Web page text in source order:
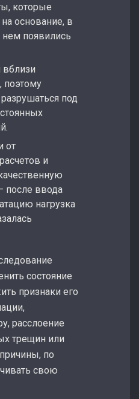
которые
основание, в
нем появились
вблизи
поэтому
под
от
и
после ввода
нагрузка
состояние
признаки его
расслоение
трещин или
по
свою